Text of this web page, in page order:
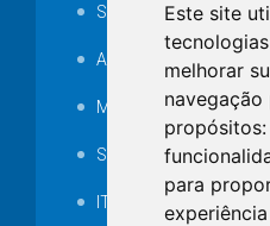
Este site
melhorar
navegação
propósitos:
para
SAMAE
Audiência pública
MANUTENÇÃO DE
Serviços Técnicos TI
ITR